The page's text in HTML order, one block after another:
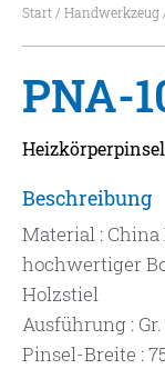
Start/ Handwerkzeug
PNA-
Heizkörperpinsel
Beschreibung
Material : China
hochwertiger
Holzstiel
Ausführung : Gr.
Pinsel-Breite :